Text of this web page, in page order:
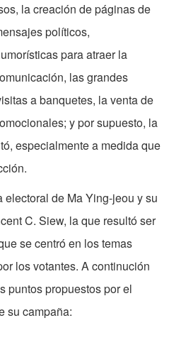
la creación de páginas de
políticos,
para atraer la
las grandes
a banquetes, la venta de
y por supuesto, la
especialmente a medida que
electoral de Ma Ying-jeou y su
C. Siew, la que resultó ser
se centró en los temas
los votantes. A continución
puntos propuestos por el
su campaña: